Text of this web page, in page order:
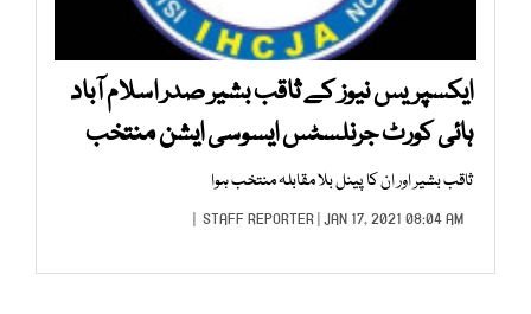
ایکسپریس نیوز کے ثاقب بشیر صدر اسلام آباد
ہائی کورٹ جرنلسٹس ایسوسی ایشن منتخب
ثاقب بشیر اور ان کا پینل بلا مقابلہ منتخب ہوا
STAFF REPORTER| JAN 17, 2021 08:04 AM |